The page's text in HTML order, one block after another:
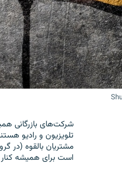
شرکت‌های بازرگانی
تلویزیون و رادیو
مشتریان بالقوه (در
است برای همیشه